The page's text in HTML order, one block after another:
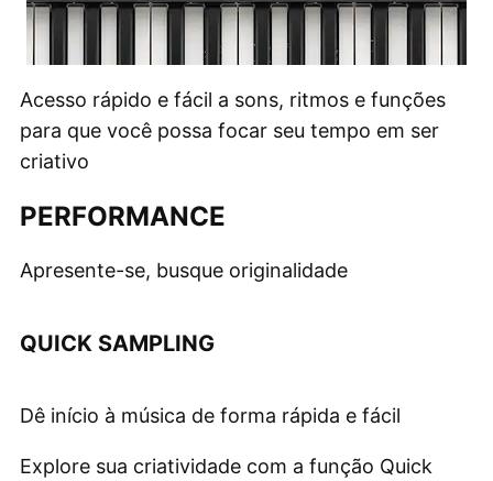
Acesso rápido e fácil a sons, ritmos e funções
para que você possa focar seu tempo em ser
criativo
PERFORMANCE
Apresente-se, busque originalidade
QUICK SAMPLING
Dê início à música de forma rápida e fácil
Explore sua criatividade com a função Quick